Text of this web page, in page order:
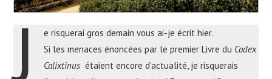
J
e risquerai gros demain vous ai-je écrit hier.
Si les menaces énoncées par le premier Livre du Codex
Calixtinus étaient encore d’actualité, je risquerais